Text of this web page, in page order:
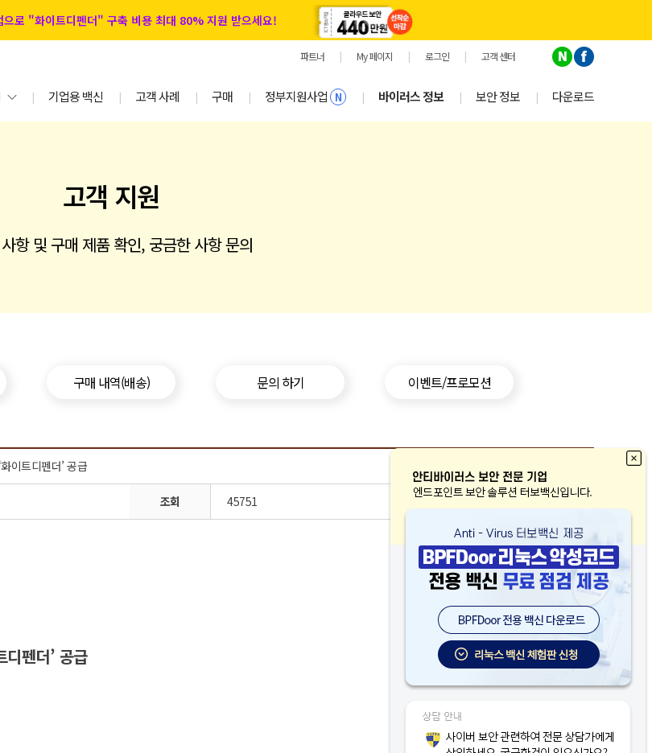
로 "화이트디펜더" 구축 비용 최대 80% 지원 받으세요!
파트너 | My 페이지 | 로그인 | 고객 센터
| 기업용 백신 | 고객 사례 | 구매 | 정부지원사업 N | 바이러스 정보 | 보안 정보 | 다운로드
고객 지원
항 및 구매 제품 확인, 궁금한 사항 문의
구매 내역(배송) 문의 하기 이벤트/프로모션
이트디펜더’ 공급
조회 45751
[ 터보백신 보도자료 - (주)에브리존 ]
펜더’ 공급